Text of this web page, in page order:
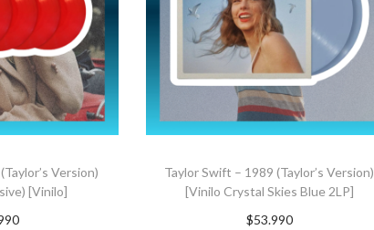
Version)
[Vinilo]
Taylor Swift – 1989 (Taylor’s Version)
[Vinilo Crystal Skies Blue 2LP]
$53.990